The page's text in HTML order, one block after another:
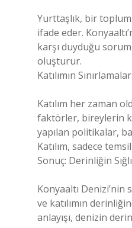
Yurttaşlık, bir
ifade eder.
karşı duyduğu
oluşturur.
Katılımın
Katılım her zaman
faktörler, bireylerin
yapılan politikalar,
Katılım, sadece
Sonuç: Derinliğin
Konyaaltı Denizi’nin
ve katılımın
anlayışı, denizin